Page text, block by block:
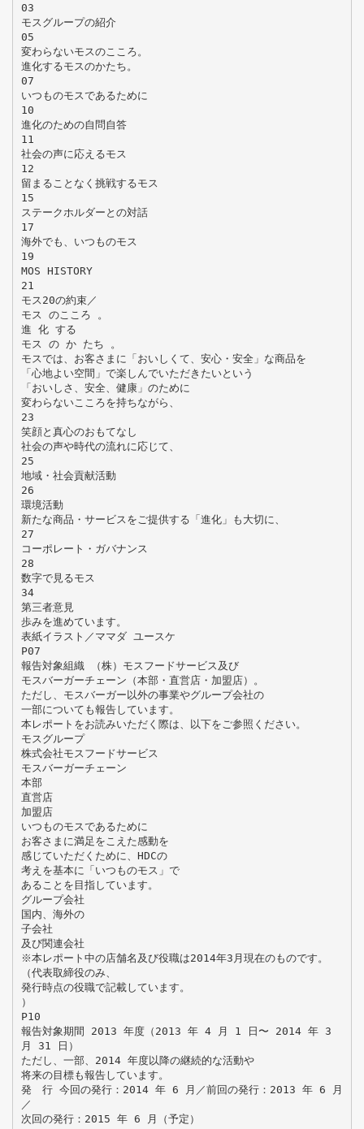
03
モスグループの紹介
05
変わらないモスのこころ。
進化するモスのかたち。
07
いつものモスであるために
10
進化のための自問自答
11
社会の声に応えるモス
12
留まることなく挑戦するモス
15
ステークホルダーとの対話
17
海外でも、いつものモス
19
MOS HISTORY
21
モス20の約束／
モス のこころ 。
進 化 する
モス の か たち 。
モスでは、お客さまに「おいしくて、安心・安全」な商品を
「心地よい空間」で楽しんでいただきたいという
「おいしさ、安全、健康」のために
変わらないこころを持ちながら、
23
笑顔と真心のおもてなし
社会の声や時代の流れに応じて、
25
地域・社会貢献活動
26
環境活動
新たな商品・サービスをご提供する「進化」も大切に、
27
コーポレート・ガバナンス
28
数字で見るモス
34
第三者意見
歩みを進めています。
表紙イラスト／ママダ ユースケ
P07
報告対象組織 （株）モスフードサービス及び
モスバーガーチェーン（本部・直営店・加盟店）。
ただし、モスバーガー以外の事業やグループ会社の
一部についても報告しています。
本レポートをお読みいただく際は、以下をご参照ください。
モスグループ
株式会社モスフードサービス
モスバーガーチェーン
本部
直営店
加盟店
いつものモスであるために
お客さまに満足をこえた感動を
感じていただくために、HDCの
考えを基本に「いつものモス」で
あることを目指しています。
グループ会社
国内、海外の
子会社
及び関連会社
※本レポート中の店舗名及び役職は2014年3月現在のものです。
（代表取締役のみ、
発行時点の役職で記載しています。
）
P10
報告対象期間 2013 年度（2013 年 4 月 1 日〜 2014 年 3
月 31 日）
ただし、一部、2014 年度以降の継続的な活動や
将来の目標も報告しています。
発 行 今回の発行：2014 年 6 月／前回の発行：2013 年 6 月
／
次回の発行：2015 年 6 月（予定）